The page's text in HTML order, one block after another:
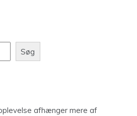
Søg
afhænger mere af